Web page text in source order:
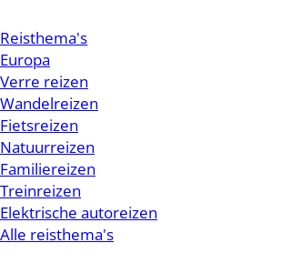
Reisthema's
Europa
Verre reizen
Wandelreizen
Fietsreizen
Natuurreizen
Familiereizen
Treinreizen
Elektrische autoreizen
Alle reisthema's